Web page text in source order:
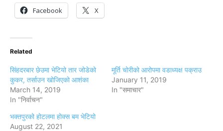
Facebook X
Related
सिंहदरबार छेउमा भेटियो तार जोडेको
कुकर, तर्साउन खोजिएको आशंका
March 14, 2019
In "निर्वाचन"
मूर्ति चोरीको आरोपमा वडाध्यक्ष पक्राउ
January 11, 2019
In "समाचार"
भक्तपुरको होटलमा होक्स बम भेटियो
August 22, 2021